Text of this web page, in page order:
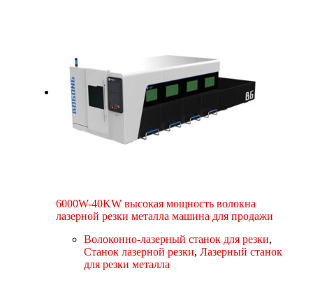
6000W-40KW высокая мощность волокна
лазерной резки металла машина для продажи
Волоконно-лазерный станок для резки,
Станок лазерной резки,Лазерный станок
для резки металла